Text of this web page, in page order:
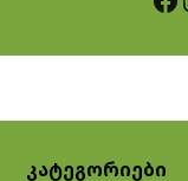
კატეგორიები